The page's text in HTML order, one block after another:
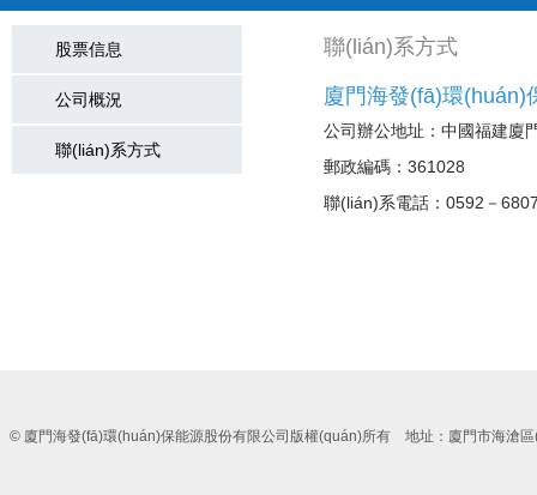
股票信息
公司概況
聯(lián)系方式
聯(lián)系方式
廈門海發(fā)環(huán)
公司辦公地址：中國福建廈
郵政編碼：361028
聯(lián)系電話：0592－
© 廈門海發(fā)環(huán)保能源股份有限公司版權(quán)所有 地址：廈門市海滄